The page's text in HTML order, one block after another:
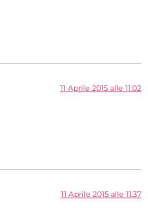
11 Aprile 2015 alle 11:02
11 Aprile 2015 alle 11:37